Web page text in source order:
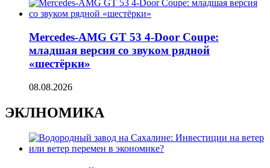
Mercedes-AMG GT 53 4-Door Coupe:
младшая версия со звуком рядной
«шестёрки»
08.08.2026
ЭКЛНОМИКА